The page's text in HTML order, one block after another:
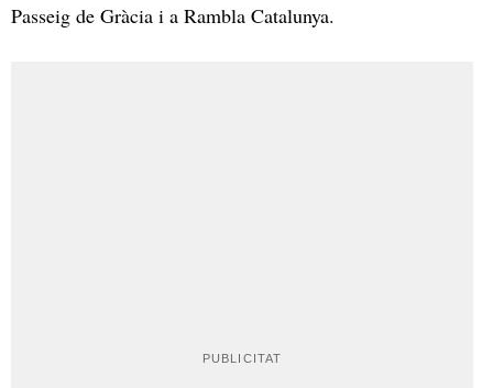
Passeig de Gràcia i a Rambla Catalunya.